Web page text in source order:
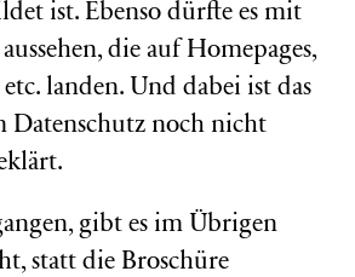
ist. Ebenso dürfte es mit
die auf Homepages,
landen. Und dabei ist das
Datenschutz noch nicht
gibt es im Übrigen
statt die Broschüre